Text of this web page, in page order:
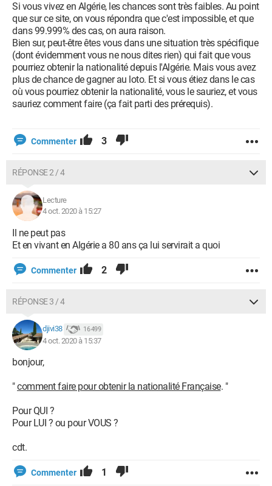
Si vous vivez en Algérie, les chances sont très faibles. Au point
que sur ce site, on vous répondra que c'est impossible, et que
dans 99.999% des cas, on aura raison.
Bien sur, peut-être êtes vous dans une situation très spécifique
(dont évidemment vous ne nous dites rien) qui fait que vous
pourriez obtenir la nationalité depuis l'Algérie. Mais vous avez
plus de chance de gagner au loto. Et si vous étiez dans le cas
où vous pourriez obtenir la nationalité, vous le sauriez, et vous
sauriez comment faire (ça fait parti des prérequis).
Commenter 3
RÉPONSE 2 / 4
Lecture
4 oct. 2020 à 15:27
Il ne peut pas
Et en vivant en Algérie a 80 ans ça lui servirait a quoi
Commenter 2
RÉPONSE 3 / 4
djivi38 16 499
4 oct. 2020 à 15:37
bonjour,
"comment faire pour obtenir la nationalité Française. "
Pour QUI ?
Pour LUI ? ou pour VOUS ?
cdt.
Commenter 1